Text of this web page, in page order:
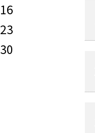
16
23
30